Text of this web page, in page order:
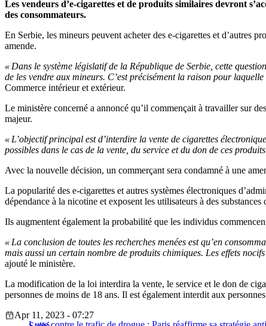
Les vendeurs d’e-cigarettes et de produits similaires devront
des consommateurs.
En Serbie, les mineurs peuvent acheter des e-cigarettes et d’autres
amende.
« Dans le système législatif de la République de Serbie, cette
de les vendre aux mineurs. C’est précisément la raison pour
Commerce intérieur et extérieur.
Le ministère concerné a annoncé qu’il commençait à travailler sur
majeur.
« L’objectif principal est d’interdire la vente de cigarettes
possibles dans le cas de la vente, du service et du don de ces
Avec la nouvelle décision, un commerçant sera condamné à une
La popularité des e-cigarettes et autres systèmes électroniques
dépendance à la nicotine et exposent les utilisateurs à des substances
Ils augmentent également la probabilité que les individus
« La conclusion de toutes les recherches menées est qu’en
mais aussi un certain nombre de produits chimiques. Les effets
ajouté le ministère.
La modification de la loi interdira la vente, le service et le don de
personnes de moins de 18 ans. Il est également interdit aux
Apr 11, 2023 - 07:27